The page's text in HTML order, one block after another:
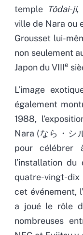
temple Tôdai-ji,
ville de Nara ou
Grousset lui-
non seulement
Japon du VIIIe
L’image
également
1988,
Nara (なら・シ
pour
l’installation
quatre-vingt-
cet événement,
a joué le rôle
nombreuses